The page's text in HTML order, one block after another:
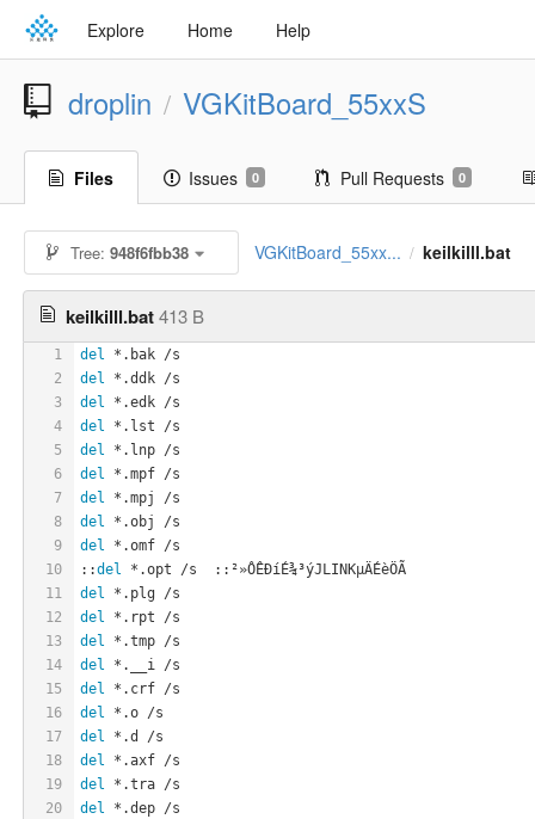
Explore Home Help
droplin / VGKitBoard_55xxS
Files Issues 0 Pull Requests 0
Tree:948f6fbb38 VGKitBoard_55xx... / keilkilll.bat
keilkilll.bat413 B
1
2
3
4
5
6
7
8
9
10
11
12
13
14
15
16
17
18
19
20
del *.bak /s
del *.ddk /s
del *.edk /s
del *.lst /s
del *.lnp /s
del *.mpf /s
del *.mpj /s
del *.obj /s
del *.omf /s
::del *.opt /s  ::²»ÔÊÐíÉ¾³ýJLINKµÄÉèÖÃ
del *.plg /s
del *.rpt /s
del *.tmp /s
del *.__i /s
del *.crf /s
del *.o /s
del *.d /s
del *.axf /s
del *.tra /s
del *.dep /s